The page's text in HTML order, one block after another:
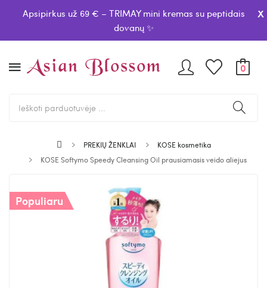
Apsipirkus už 69 € – TRIMAY mini kremas su peptidais
dovanų ✨
x
0
PREKIŲ ŽENKLAI
KOSE kosmetika
KOSE Softymo Speedy Cleansing Oil prausiamasis veido aliejus
Populiaru